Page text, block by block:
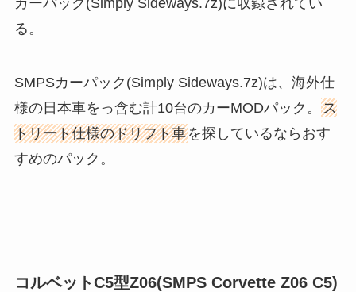
カーパック(Simply Sideways.7z)に収録されてい
る。
SMPSカーパック(Simply Sideways.7z)は、海外仕
様の日本車をっ含む計10台のカーMODパック。 ス
トリート仕様のドリフト車を探しているならおす
すめのパック。
コルベットC5型Z06(SMPS Corvette Z06 C5)